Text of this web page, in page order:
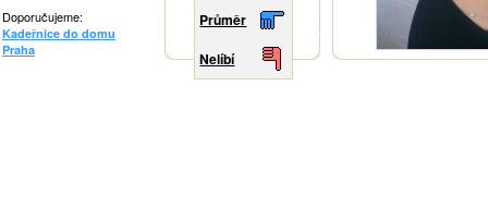
Doporučujeme:
Kadeřnice do domu
Praha
Průměr
Nelíbí